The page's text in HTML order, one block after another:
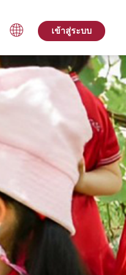
เข้าสู่ระบบ